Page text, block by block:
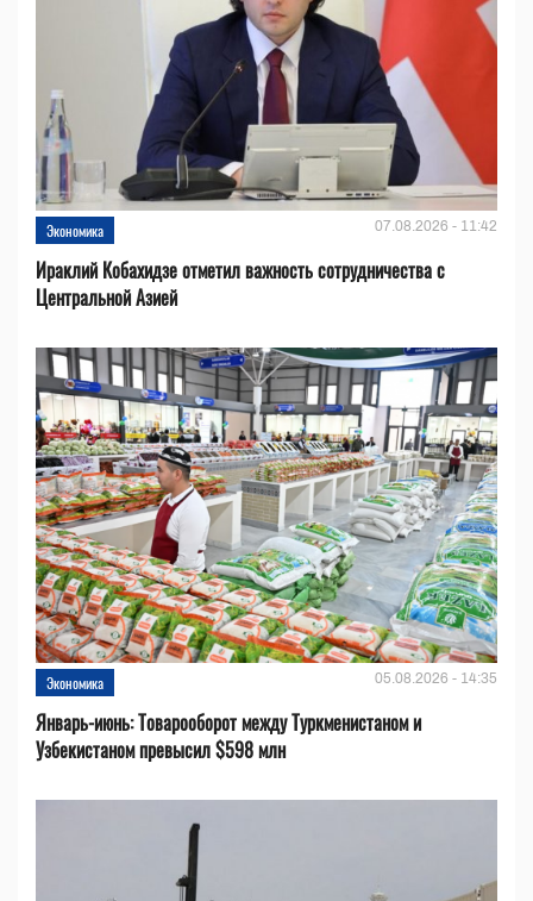
Экономика 07.08.2026 - 11:42
Ираклий Кобахидзе отметил важность сотрудничества с
Центральной Азией
Экономика 05.08.2026 - 14:35
Январь-июнь: Товарооборот между Туркменистаном и
Узбекистаном превысил $598 млн